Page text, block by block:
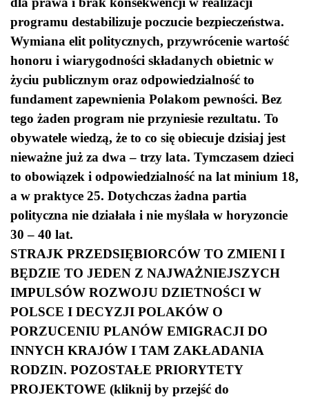
programu destabilizuje poczucie bezpieczeństwa.
Wymiana elit politycznych, przywrócenie wartość
honoru i wiarygodności składanych obietnic w
życiu publicznym oraz odpowiedzialność to
fundament zapewnienia Polakom pewności. Bez
tego żaden program nie przyniesie rezultatu. To
obywatele wiedzą, że to co się obiecuje dzisiaj jest
nieważne już za dwa – trzy lata. Tymczasem dzieci
to obowiązek i odpowiedzialność na lat minium 18,
a w praktyce 25. Dotychczas żadna partia
polityczna nie działała i nie myślała w horyzoncie
30 – 40 lat.
STRAJK PRZEDSIĘBIORCÓW TO ZMIENI I
BĘDZIE TO JEDEN Z NAJWAŻNIEJSZYCH
IMPULSÓW ROZWOJU DZIETNOŚCI W
POLSCE I DECYZJI POLAKÓW O
PORZUCENIU PLANÓW EMIGRACJI DO
INNYCH KRAJÓW I TAM ZAKŁADANIA
RODZIN. POZOSTAŁE PRIORYTETY
PROJEKTOWE (kliknij by przejść do